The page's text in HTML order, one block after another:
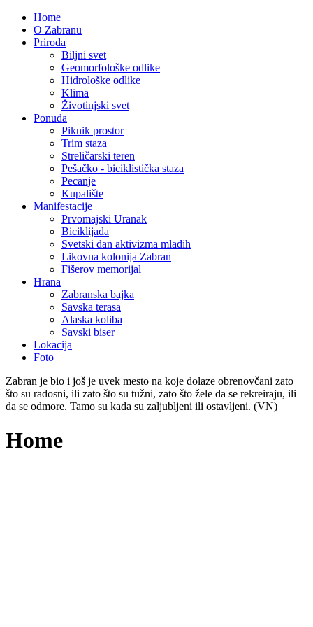
Home
O Zabranu
Priroda
Biljni svet
Geomorfološke odlike
Hidrološke odlike
Klima
Životinjski svet
Ponuda
Piknik prostor
Trim staza
Streličarski teren
Pešačko - biciklistička staza
Pecanje
Kupalište
Manifestacije
Prvomajski Uranak
Biciklijada
Svetski dan aktivizma mladih
Likovna kolonija Zabran
Fišerov memorijal
Hrana
Zabranska bajka
Savska terasa
Alaska koliba
Savski biser
Lokacija
Foto
Zabran je bio i još je uvek mesto na koje dolaze obrenovčani zato
što su radosni, ili zato što su tužni, zato što žele da se rekreiraju, ili
da se odmore. Tamo su kada su zaljubljeni ili ostavljeni. (VN)
Home